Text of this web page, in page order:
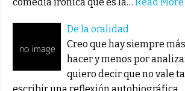
De la oralidad
Creo que hay siempre
hacer y menos por
quiero decir que no vale